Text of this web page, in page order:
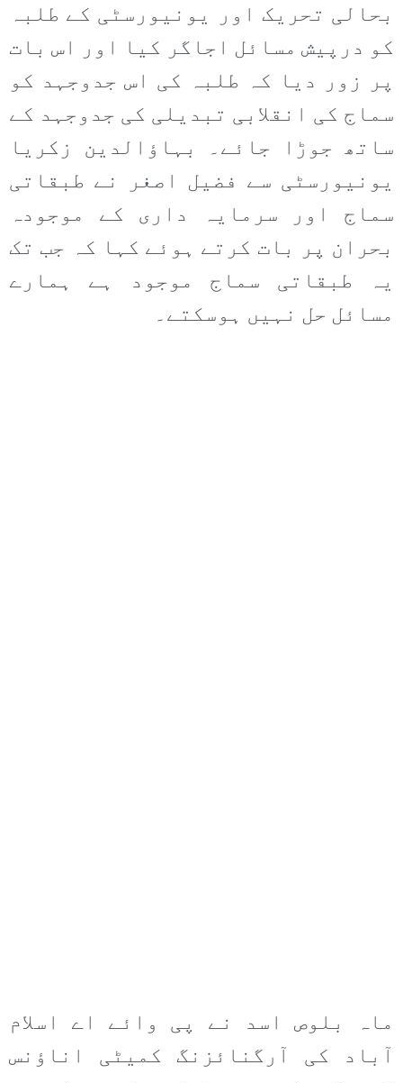
بحالی تحریک اور یونیورسٹی کے طلبہ
کو درپیش مسائل اجاگر کیا اور اس بات
پر زور دیا کہ طلبہ کی اس جدوجہد کو
سماج کی انقلابی تبدیلی کی جدوجہد کے
ساتھ جوڑا جائے۔ بہاؤالدین زکریا
یونیورسٹی سے فضیل اصغر نے طبقاتی
سماج اور سرمایہ داری کے موجودہ
بحران پر بات کرتے ہوئے کہا کہ جب تک
یہ طبقاتی سماج موجود ہے ہمارے
مسائل حل نہیں ہوسکتے۔
ماہ بلوص اسد نے پی وائے اے اسلام
آباد کی آرگنائزنگ کمیٹی اناؤنس